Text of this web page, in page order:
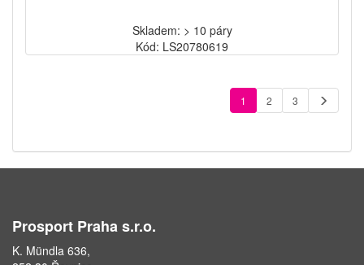
Skladem: > 10 páry
Kód: LS20780619
1 2 3
Prosport Praha s.r.o.
K. Mündla 636,